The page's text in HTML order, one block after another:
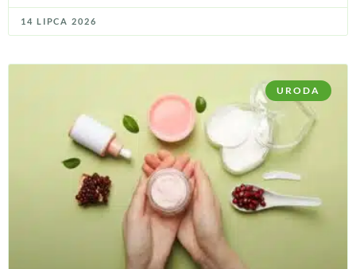
14 LIPCA 2026
URODA